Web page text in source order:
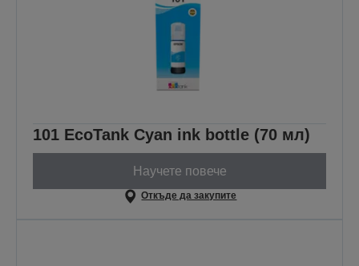
101 EcoTank Cyan ink bottle (70 мл)
Научете повече
Откъде да закупите